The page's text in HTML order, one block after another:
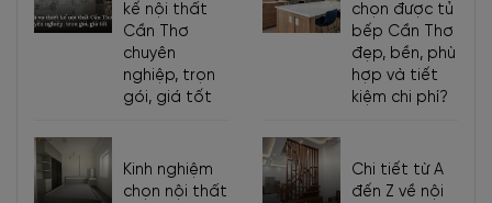
kế nội thất
Cần Thơ
chuyên
nghiệp, trọn
gói, giá tốt
chọn được tủ
bếp Cần Thơ
đẹp, bền, phù
hợp và tiết
kiệm chi phí?
Kinh nghiệm
chọn nội thất
Chi tiết từ A
đến Z về nội